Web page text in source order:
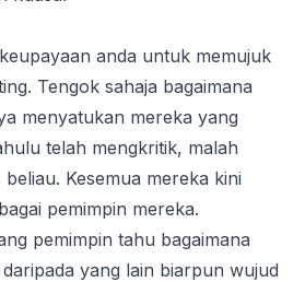
anda untuk memujuk
Tengok sahaja bagaimana
menyatukan mereka yang
telah mengkritik, malah
Kesemua mereka kini
pemimpin mereka.
pemimpin tahu bagaimana
yang lain biarpun wujud